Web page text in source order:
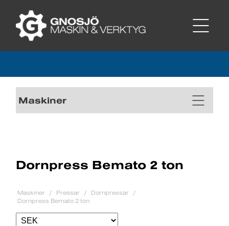
Maskiner
Dornpress Bemato 2 ton
Maskiner Pressar
Dornpressar
Dornpress Bemato 2 ton